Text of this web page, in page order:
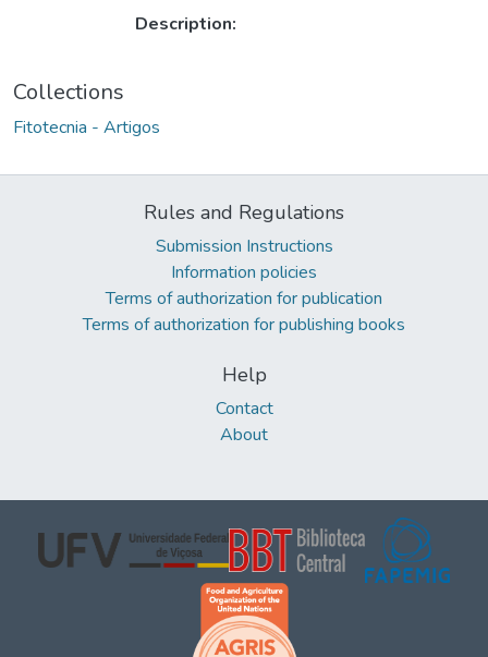
Description:
Collections
Fitotecnia - Artigos
Rules and Regulations
Submission Instructions
Information policies
Terms of authorization for publication
Terms of authorization for publishing books
Help
Contact
About